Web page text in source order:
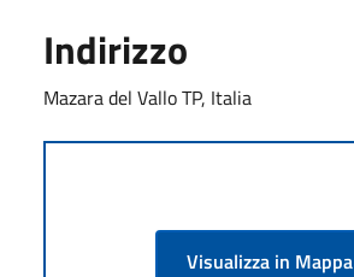
Indirizzo
Mazara del Vallo TP, Italia
Visualizza in Mappa